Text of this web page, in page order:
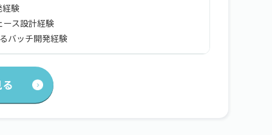
験
ース設計経験
バッチ開発経験